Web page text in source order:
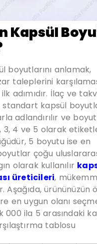
Kapsül
boyutlarını anlamak,
taleplerini
adımıdır. İlaç ve
kapsül
adlandırılır ve
3, 4 ve 5 olarak
5 boyutu ise en
çoğu
olarak kullanılır
üreticileri,
Aşağıda, ürününüzün
en uygun olanı
000 ila 5 arasındaki
tablosu